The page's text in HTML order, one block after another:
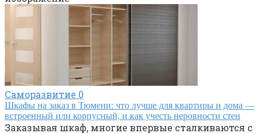
Саморазвитие 0
Шкафы на заказ в Тюмени: что лучше для квартиры и дома —
встроенный или корпусный, и как учесть неровности стен
Заказывая шкаф, многие впервые сталкиваются с